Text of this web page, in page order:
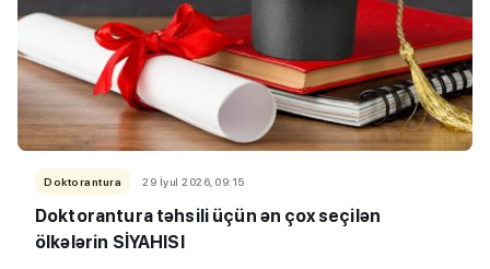
Doktorantura 29 İyul 2026, 09:15
Doktorantura təhsili üçün ən çox seçilən
ölkələrin SİYAHISI